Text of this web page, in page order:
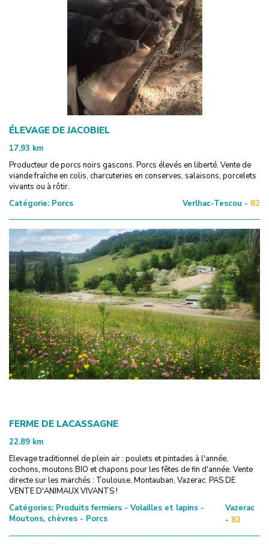
ÉLEVAGE DE JACOBIEL
17.93 km
Producteur de porcs noirs gascons. Porcs élevés en liberté. Vente de
viande fraîche en colis, charcuteries en conserves, salaisons, porcelets
vivants ou à rôtir.
Catégorie: Porcs Verlhac-Tescou - 82
FERME DE LACASSAGNE
22.89 km
Elevage traditionnel de plein air : poulets et pintades à l'année,
cochons, moutons BIO et chapons pour les fêtes de fin d'année. Vente
directe sur les marchés : Toulouse, Montauban, Vazerac. PAS DE
VENTE D'ANIMAUX VIVANTS !
Catégories: Produits fermiers - Volailles et lapins -
Moutons, chèvres - Porcs
Vazerac
- 82